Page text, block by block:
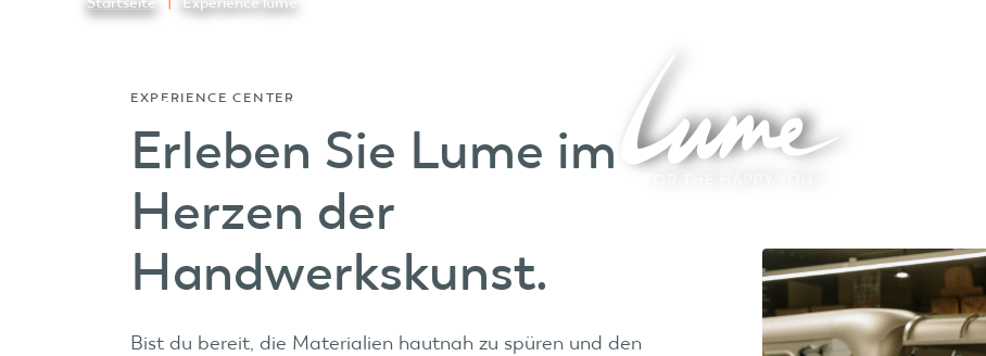
Modelle Discover LumeLume Members
EXPERIENCE CENTER
Erleben Sie Lume im
Herzen der
Handwerkskunst.
Bist du bereit, die Materialien hautnah zu spüren und den